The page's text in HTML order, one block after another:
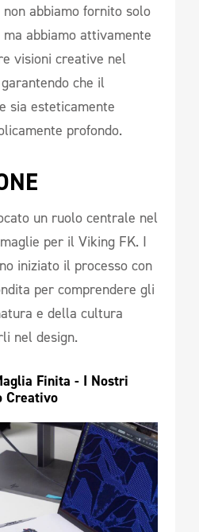
abbiamo fornito solo
abbiamo attivamente
visioni creative nel
che il
sia esteticamente
profondo.
un ruolo centrale nel
per il Viking FK. I
iniziato il processo con
per comprendere gli
e della cultura
nel design.
Finita - I Nostri
Creativo